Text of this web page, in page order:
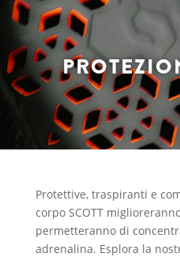
Protettive, traspiranti e
corpo SCOTT
permetteranno di
adrenalina. Esplora la